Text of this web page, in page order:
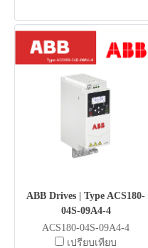
ABB Drives | Type ACS180-
04S-09A4-4
ACS180-04S-09A4-4
เปรียบเทียบ